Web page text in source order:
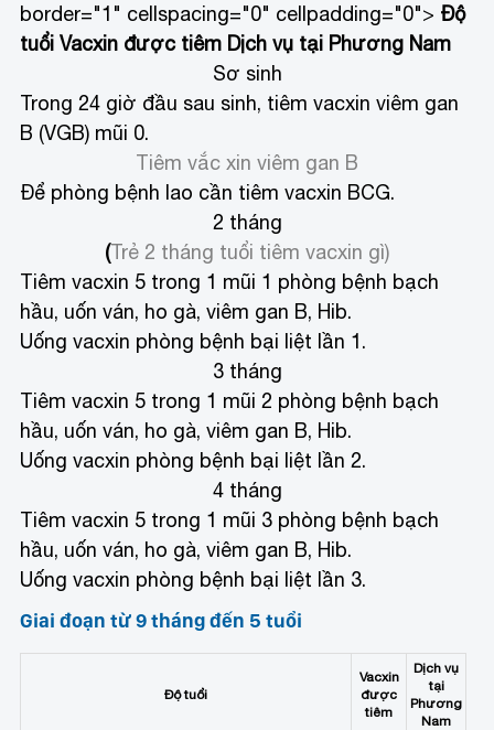
border="1" cellspacing="0" cellpadding="0"> Độ
tuổi Vacxin được tiêm Dịch vụ tại Phương Nam
Sơ sinh
Trong 24 giờ đầu sau sinh, tiêm vacxin viêm gan
B (VGB) mũi 0.
Tiêm vắc xin viêm gan B
Để phòng bệnh lao cần tiêm vacxin BCG.
2 tháng
(Trẻ 2 tháng tuổi tiêm vacxin gì)
Tiêm vacxin 5 trong 1 mũi 1 phòng bệnh bạch
hầu, uốn ván, ho gà, viêm gan B, Hib.
Uống vacxin phòng bệnh bại liệt lần 1.
3 tháng
Tiêm vacxin 5 trong 1 mũi 2 phòng bệnh bạch
hầu, uốn ván, ho gà, viêm gan B, Hib.
Uống vacxin phòng bệnh bại liệt lần 2.
4 tháng
Tiêm vacxin 5 trong 1 mũi 3 phòng bệnh bạch
hầu, uốn ván, ho gà, viêm gan B, Hib.
Uống vacxin phòng bệnh bại liệt lần 3.
Giai đoạn từ 9 tháng đến 5 tuổi
Độ tuổi
Vacxin
được
tiêm
Dịch vụ
tại
Phương
Nam